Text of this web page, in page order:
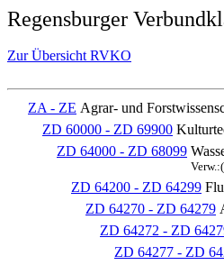
Regensburger
Zur Übersicht RVKO
ZA - ZE Agrar- und
ZD 60000 - ZD 69900
ZD 64000 - ZD 68099
ZD 64200 - ZD 64299
ZD 64270 - ZD 64279
ZD 64272 - ZD
ZD 64277 - ZD